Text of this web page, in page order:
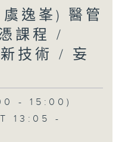
逸峯) 醫管
課程 /
技術 / 妄
- 15:00)
13:05 -